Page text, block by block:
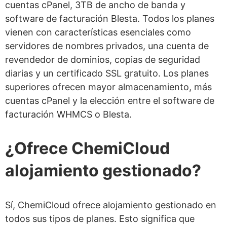
cuentas cPanel, 3TB de ancho de banda y
software de facturación Blesta. Todos los planes
vienen con características esenciales como
servidores de nombres privados, una cuenta de
revendedor de dominios, copias de seguridad
diarias y un certificado SSL gratuito. Los planes
superiores ofrecen mayor almacenamiento, más
cuentas cPanel y la elección entre el software de
facturación WHMCS o Blesta.
¿Ofrece ChemiCloud
alojamiento gestionado?
Sí, ChemiCloud ofrece alojamiento gestionado en
todos sus tipos de planes. Esto significa que